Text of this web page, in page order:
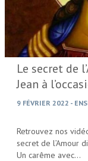
Le secret de
Jean à
9 FÉVRIER 2022 -
Retrouvez nos
secret de l’Amour
Un carême avec…